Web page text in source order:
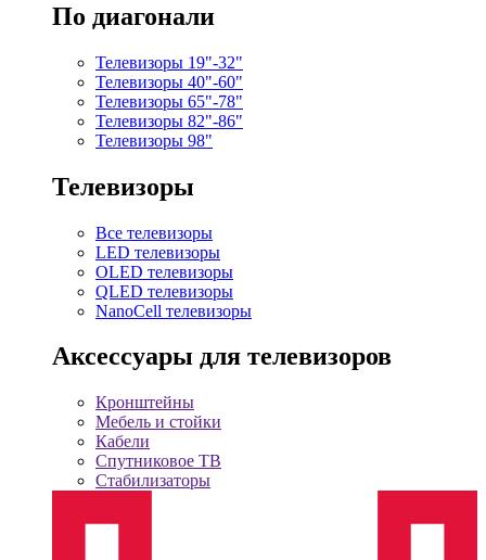
По диагонали
Телевизоры 19"-32"
Телевизоры 40"-60"
Телевизоры 65"-78"
Телевизоры 82"-86"
Телевизоры 98"
Телевизоры
Все телевизоры
LED телевизоры
OLED телевизоры
QLED телевизоры
NanoCell телевизоры
Аксессуары для телевизоров
Кронштейны
Мебель и стойки
Кабели
Спутниковое ТВ
Стабилизаторы